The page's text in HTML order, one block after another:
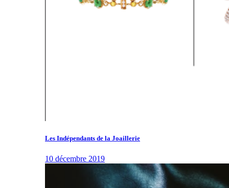
Les Indépendants de la Joaillerie
10 décembre 2019